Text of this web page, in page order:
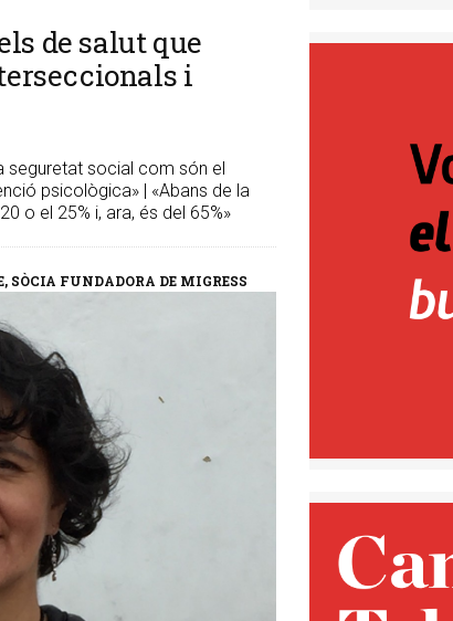
de salut que
i
seguretat social com són el
psicològica» | «Abans de la
o el 25% i, ara, és del 65%»
FUNDADORA DE MIGRESS